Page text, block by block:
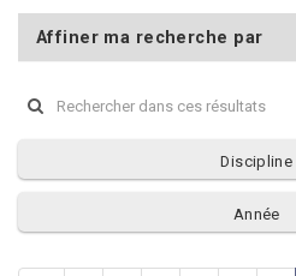
Affiner ma recherche par
Discipline
Année